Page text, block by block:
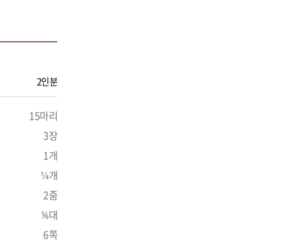
2인분
15마리
3장
1개
¼개
2줌
⅙대
6쪽